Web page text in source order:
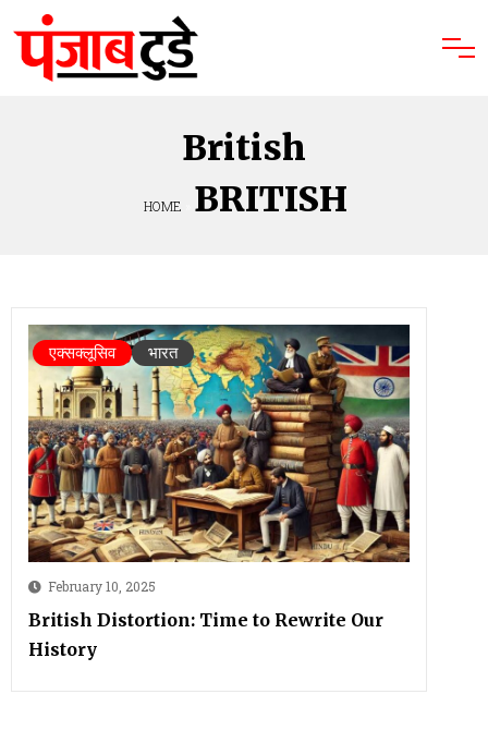
British
HOME BRITISH
February 10, 2025
British Distortion: Time to Rewrite Our
History
एक्सक्लूसिव भारत